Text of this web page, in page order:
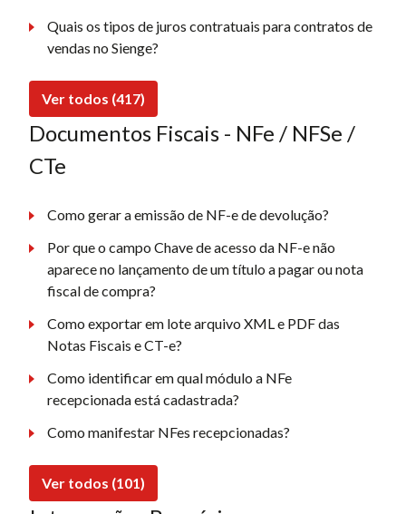
Quais os tipos de juros contratuais para contratos de
vendas no Sienge?
Ver todos (417)
Documentos Fiscais - NFe / NFSe /
CTe
Como gerar a emissão de NF-e de devolução?
Por que o campo Chave de acesso da NF-e não
aparece no lançamento de um título a pagar ou nota
fiscal de compra?
Como exportar em lote arquivo XML e PDF das
Notas Fiscais e CT-e?
Como identificar em qual módulo a NFe
recepcionada está cadastrada?
Como manifestar NFes recepcionadas?
Ver todos (101)